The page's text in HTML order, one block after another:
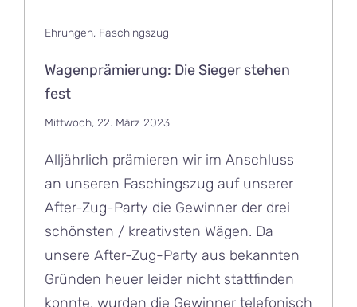
Ehrungen, Faschingszug
Wagenprämierung: Die Sieger stehen
fest
Mittwoch, 22. März 2023
Alljährlich prämieren wir im Anschluss
an unseren Faschingszug auf unserer
After-Zug-Party die Gewinner der drei
schönsten / kreativsten Wägen. Da
unsere After-Zug-Party aus bekannten
Gründen heuer leider nicht stattfinden
konnte, wurden die Gewinner telefonisch